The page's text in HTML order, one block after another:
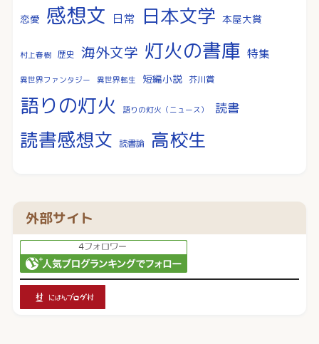
恋愛 感想文 日常 日本文学 本屋大賞
村上春樹 歴史 海外文学 灯火の書庫 特集
異世界ファンタジー 異世界転生 短編小説 芥川賞
語りの灯火 語りの灯火（ニュース） 読書
読書感想文 読書論 高校生
外部サイト